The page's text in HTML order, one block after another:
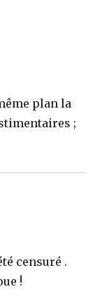
plan la
;
censuré .
!